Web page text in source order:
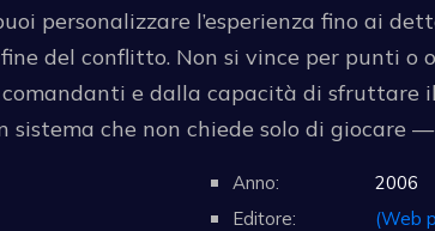
personalizzare l’esperienza fino ai
del conflitto. Non si vince per punti
e dalla capacità di sfruttare
sistema che non chiede solo di giocare
Anno:
2006
Editore:
(Web